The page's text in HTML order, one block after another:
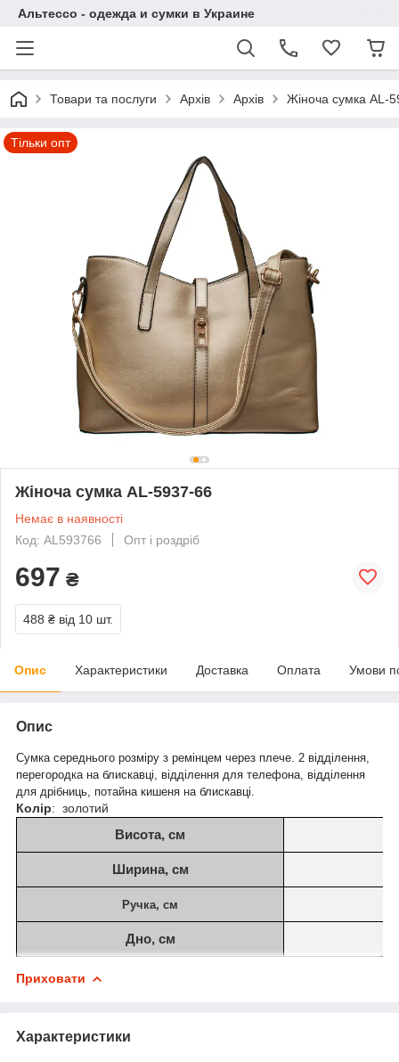
Альтессо - одежда и сумки в Украине
Товари та послуги Архів Архів Жіноча сумка AL-
Тільки опт
Жіноча сумка AL-5937-66
Немає в наявності
Код: AL593766
Опт і роздріб
697 ₴
488 ₴ від 10 шт.
Опис Характеристики Доставка Оплата Умови
Опис
Сумка середнього розміру з ремінцем через плече. 2 відділення,
перегородка на блискавці, відділення для телефона, відділення
для дрібниць, потайна кишеня на блискавці.
Колір: золотий
Висота, см
Ширина, см
Ручка, см
Дно, см
Приховати
Характеристики